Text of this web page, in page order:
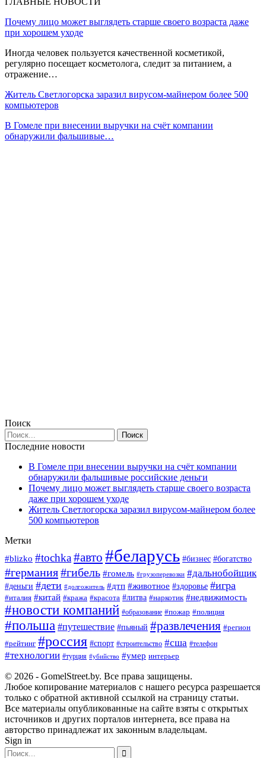
Почему лицо может выглядеть старше своего возраста даже
при хорошем уходе
Иногда человек пользуется качественной косметикой,
регулярно посещает косметолога, следит за питанием, а
отражение…
Житель Светлогорска заразил вирусом-майнером более 500
компьютеров
В Гомеле при внесении выручки на счёт компании
обнаружили фальшивые…
Поиск
Последние новости
В Гомеле при внесении выручки на счёт компании
обнаружили фальшивые российские деньги
Почему лицо может выглядеть старше своего возраста
даже при хорошем уходе
Житель Светлогорска заразил вирусом-майнером более
500 компьютеров
Метки
#blizko #tochka#авто #беларусь #бизнес #богатство
#германия#гибель #гомель #грузоперевозки #дальнобойщик
#деньги #дети #долгожитель #дтп #животное #здоровье #игра
#италия #китай #кража #красота #литва #наркотик #недвижимость
#новости компаний #образование #пожар #полиция
#польша #путешествие #пьяный #развлечения #регион
#рейтинг #россия #спорт #строительство #сша #телефон
#технологии #турция #убийство #умер интерьер
© 2026 - GomelStreet.by. Все права защищены.
Любое копирование материалов с нашего ресурса разрешается
только с обратной активной ссылкой на страницу статьи.
Все материалы опубликованные на сайте взяты с открытых
источников и других порталов интернета, все права на
авторство принадлежат их законным владельцам.
Sign in